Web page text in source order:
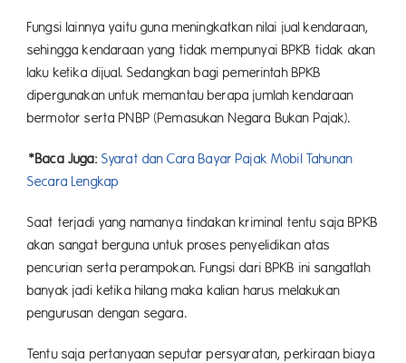
Fungsi lainnya yaitu guna meningkatkan nilai jual kendaraan,
sehingga kendaraan yang tidak mempunyai BPKB tidak akan
laku ketika dijual. Sedangkan bagi pemerintah BPKB
dipergunakan untuk memantau berapa jumlah kendaraan
bermotor serta PNBP (Pemasukan Negara Bukan Pajak).
*Baca Juga: Syarat dan Cara Bayar Pajak Mobil Tahunan
Secara Lengkap
Saat terjadi yang namanya tindakan kriminal tentu saja BPKB
akan sangat berguna untuk proses penyelidikan atas
pencurian serta perampokan. Fungsi dari BPKB ini sangatlah
banyak jadi ketika hilang maka kalian harus melakukan
pengurusan dengan segara.
Tentu saja pertanyaan seputar persyaratan, perkiraan biaya